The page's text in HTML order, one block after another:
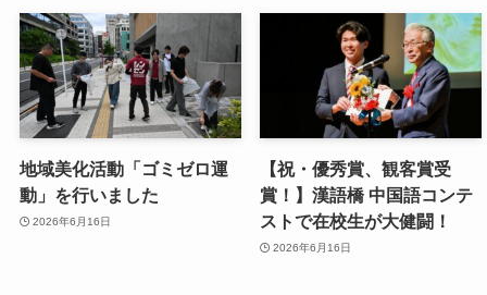
地域美化活動「ゴミゼロ運
動」を行いました
2026年6月16日
【祝・優秀賞、観客賞受
賞！】漢語橋 中国語コンテ
ストで在校生が大健闘！
2026年6月16日